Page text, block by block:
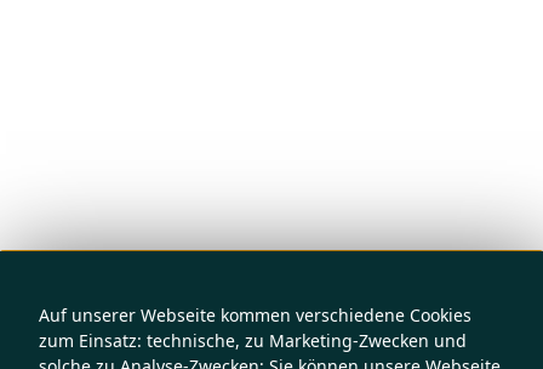
Auf unserer Webseite kommen verschiedene Cookies
zum Einsatz: technische, zu Marketing-Zwecken und